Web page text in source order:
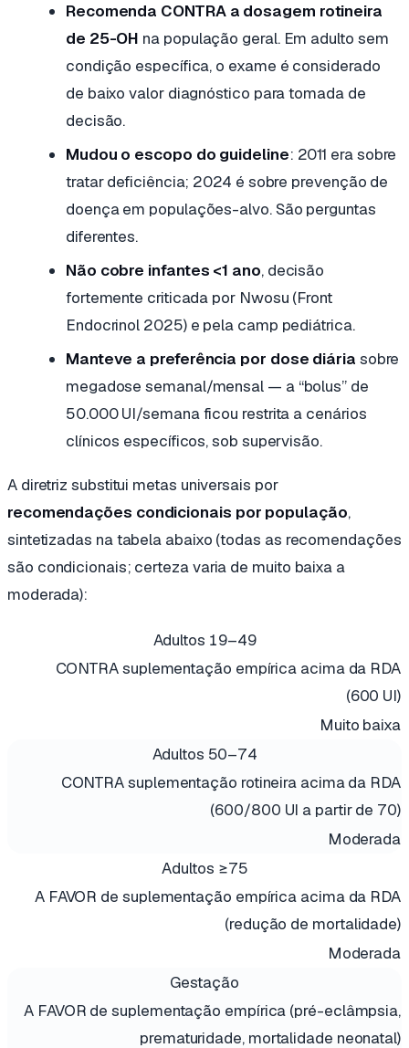
Recomenda CONTRA a dosagem rotineira
de 25-OH na população geral. Em adulto sem
condição específica, o exame é considerado
de baixo valor diagnóstico para tomada de
decisão.
Mudou o escopo do guideline: 2011 era sobre
tratar deficiência; 2024 é sobre prevenção de
doença em populações-alvo. São perguntas
diferentes.
Não cobre infantes <1 ano, decisão
fortemente criticada por Nwosu (Front
Endocrinol 2025) e pela camp pediátrica.
Manteve a preferência por dose diária sobre
megadose semanal/mensal — a “bolus” de
50.000 UI/semana ficou restrita a cenários
clínicos específicos, sob supervisão.
A diretriz substitui metas universais por
recomendações condicionais por população,
sintetizadas na tabela abaixo (todas as recomendações
são condicionais; certeza varia de muito baixa a
moderada):
RECOMENDAÇÃO 2024CERTEZA
Adultos 19–49
CONTRA suplementação empírica acima da RDA
(600 UI)
Muito baixa
Adultos 50–74
CONTRA suplementação rotineira acima da RDA
(600/800 UI a partir de 70)
Moderada
Adultos ≥75
A FAVOR de suplementação empírica acima da RDA
(redução de mortalidade)
Moderada
Gestação
A FAVOR de suplementação empírica (pré-eclâmpsia,
prematuridade, mortalidade neonatal)